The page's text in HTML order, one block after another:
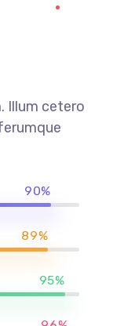
Illum cetero
90%
89%
95%